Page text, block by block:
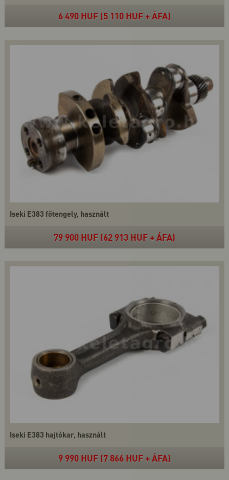
6 490 HUF (5 110 HUF + ÁFA)
Iseki E383 főtengely, használt
79 900 HUF (62 913 HUF + ÁFA)
Iseki E383 hajtókar, használt
9 990 HUF (7 866 HUF + ÁFA)